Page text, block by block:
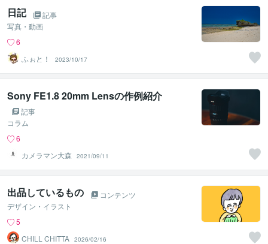
日記
記事
写真・動画
6
ふぉと！
2023/10/17
Sony FE1.8 20mm Lensの作例紹介
記事
コラム
6
カメラマン大森
2021/09/11
出品しているもの
コンテンツ
デザイン・イラスト
5
CHILL CHITTA 2026/02/16